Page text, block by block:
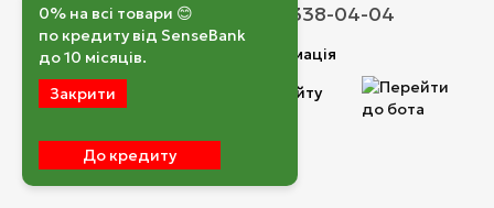
050 193-42-43 067 338-04-04
Контактна інформація
Повна версія сайту
Укр
0% на всі товари 😊
по кредиту від SenseBank
до 10 місяців.
Закрити
До кредиту